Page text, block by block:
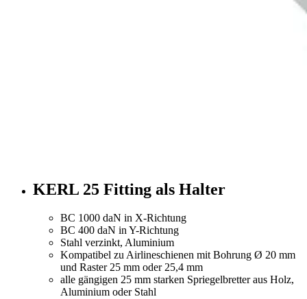
KERL 25 Fitting als Halter
BC 1000 daN in X-Richtung
BC 400 daN in Y-Richtung
Stahl verzinkt, Aluminium
Kompatibel zu Airlineschienen mit Bohrung Ø 20 mm
und Raster 25 mm oder 25,4 mm
alle gängigen 25 mm starken Spriegelbretter aus Holz,
Aluminium oder Stahl